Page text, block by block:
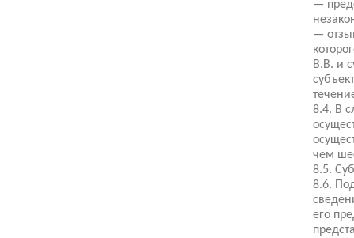
—
—
В.В. и
8.4. В
чем
8.5.
8.6.
его